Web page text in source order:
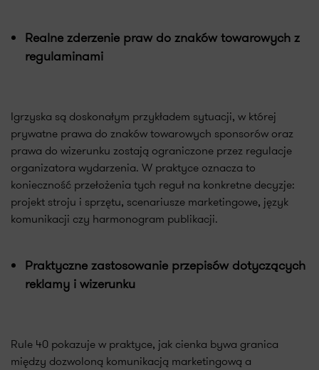
Realne zderzenie praw do znaków towarowych z
regulaminami
Igrzyska są doskonałym przykładem sytuacji, w której
prywatne prawa do znaków towarowych sponsorów oraz
prawa do wizerunku zostają ograniczone przez regulacje
organizatora wydarzenia. W praktyce oznacza to
konieczność przełożenia tych reguł na konkretne decyzje:
projekt stroju i sprzętu, scenariusze marketingowe, język
komunikacji czy harmonogram publikacji.
Praktyczne zastosowanie przepisów dotyczących
reklamy i wizerunku
Rule 40 pokazuje w praktyce, jak cienka bywa granica
między dozwoloną komunikacją marketingową a